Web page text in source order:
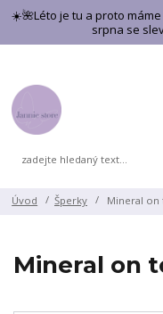
☀️🌺Léto je tu a proto máme
srpna se
Úvod Šperky Mineral on
Mineral on